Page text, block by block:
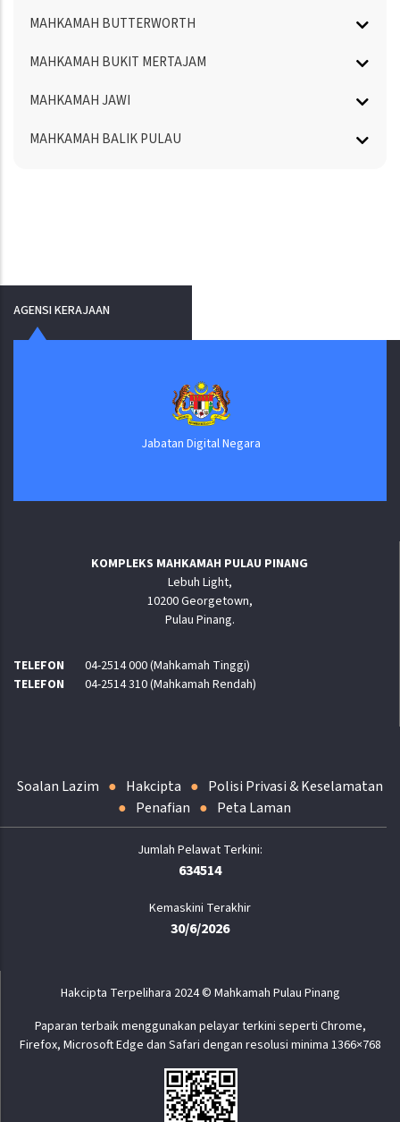
MAHKAMAH BUTTERWORTH
MAHKAMAH BUKIT MERTAJAM
MAHKAMAH JAWI
MAHKAMAH BALIK PULAU
AGENSI KERAJAAN
Jabatan Digital Negara
KOMPLEKS MAHKAMAH PULAU PINANG
Lebuh Light,
10200 Georgetown,
Pulau Pinang.
TELEFON
04-2514 000 (Mahkamah Tinggi)
TELEFON
04-2514 310 (Mahkamah Rendah)
Soalan Lazim Hakcipta
Polisi Privasi & Keselamatan
Penafian
Peta Laman
634514
Kemaskini Terakhir
30/6/2026
Hakcipta Terpelihara 2024 © Mahkamah Pulau Pinang
Paparan terbaik menggunakan pelayar terkini seperti Chrome,
Firefox, Microsoft Edge dan Safari dengan resolusi minima 1366×768